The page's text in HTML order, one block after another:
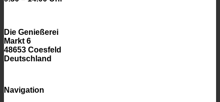
Die Genießerei
Markt 6
48653 Coesfeld
Deutschland
Navigation